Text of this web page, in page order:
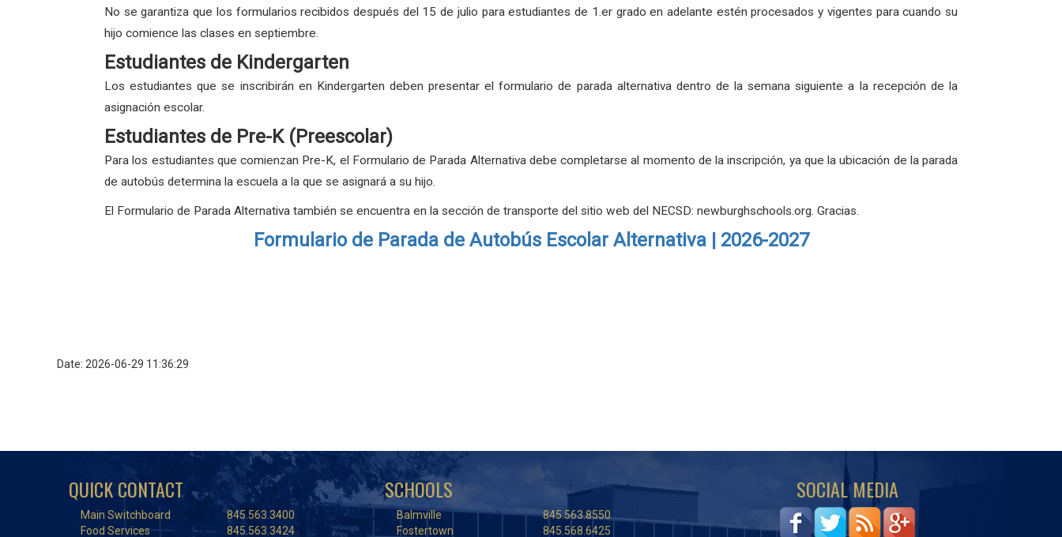
No se garantiza que los formularios recibidos después del 15 de julio para estudiantes de 1.er grado en adelante estén procesados ​​y vigentes para cuando su
hijo comience las clases en septiembre.
Estudiantes de Kindergarten
Los estudiantes que se inscribirán en Kindergarten deben presentar el formulario de parada alternativa dentro de la semana siguiente a la recepción de la
asignación escolar.
Estudiantes de Pre-K (Preescolar)
Para los estudiantes que comienzan Pre-K, el Formulario de Parada Alternativa debe completarse al momento de la inscripción, ya que la ubicación de la parada
de autobús determina la escuela a la que se asignará a su hijo.
El Formulario de Parada Alternativa también se encuentra en la sección de transporte del sitio web del NECSD: newburghschools.org. Gracias.
Formulario de Parada de Autobús Escolar Alternativa | 2026-2027
Date: 2026-06-29 11:36:29
QUICK CONTACT
Main Switchboard
845.563.3400
Food Services
845.563.3424
SCHOOLS
Balmville
845.563.8550
Fostertown
845.568.6425
SOCIAL MEDIA